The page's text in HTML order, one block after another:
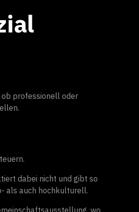
professionell oder
dabei nicht und gibt so
als auch hochkulturell.
wo